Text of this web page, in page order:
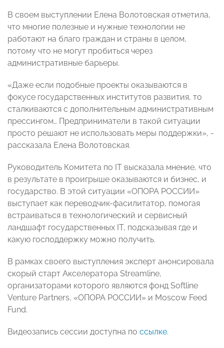
В своем выступлении Елена Волотовская отметила,
что многие полезные и нужные технологии не
работают на благо граждан и страны в целом,
потому что не могут пробиться через
административные барьеры.
«Даже если подобные проекты оказываются в
фокусе государственных институтов развития, то
сталкиваются с дополнительным административным
прессингом… Предприниматели в такой ситуации
просто решают не использовать меры поддержки», -
рассказала Елена Волотовская.
Руководитель Комитета по IT высказала мнение, что
в результате в проигрыше оказываются и бизнес, и
государство. В этой ситуации «ОПОРА РОССИИ»
выступает как переводчик-фасилитатор, помогая
встраиваться в технологический и сервисный
ландшафт государственных IT, подсказывая где и
какую господдержку можно получить.
В рамках своего выступления эксперт анонсировала
скорый старт Акселератора Streamline,
организаторами которого являются фонд Softline
Venture Partners, «ОПОРА РОССИИ» и Moscow Feed
Fund.
Видеозапись сессии доступна по ссылке.